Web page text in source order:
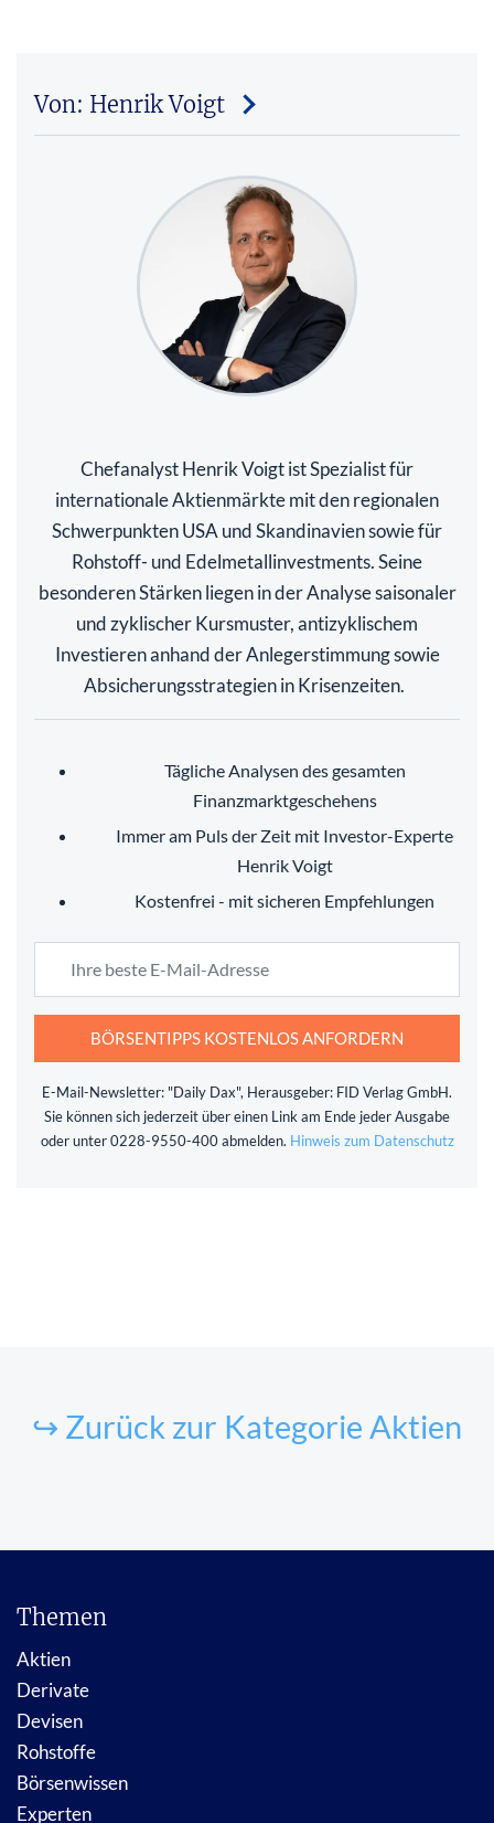
Von: Henrik Voigt
Chefanalyst Henrik Voigt ist Spezialist für
internationale Aktienmärkte mit den regionalen
Schwerpunkten USA und Skandinavien sowie für
Rohstoff- und Edelmetallinvestments. Seine
besonderen Stärken liegen in der Analyse saisonaler
und zyklischer Kursmuster, antizyklischem
Investieren anhand der Anlegerstimmung sowie
Absicherungsstrategien in Krisenzeiten.
Tägliche Analysen des gesamten
Finanzmarktgeschehens
Immer am Puls der Zeit mit Investor-Experte
Henrik Voigt
Kostenfrei - mit sicheren Empfehlungen
BÖRSENTIPPS KOSTENLOS ANFORDERN
E-Mail-Newsletter: "Daily Dax", Herausgeber: FID Verlag GmbH.
Sie können sich jederzeit über einen Link am Ende jeder Ausgabe
oder unter 0228-9550-400 abmelden. Hinweis zum Datenschutz
↪ Zurück zur Kategorie Aktien
Themen
Aktien
Derivate
Devisen
Rohstoffe
Börsenwissen
Experten